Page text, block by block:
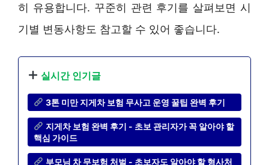
히 유용합니다. 꾸준히 관련 후기를 살펴보면 시
기별 변동사항도 참고할 수 있어 좋습니다.
실시간 인기글
3톤 미만 지게차 보험 무사고 운영 꿀팁 완벽 후기
지게차 보험 완벽 후기 - 초보 관리자가 꼭 알아야 할
핵심 가이드
부모님 차 무보험 처벌 - 초보자도 알아야 할 형사처